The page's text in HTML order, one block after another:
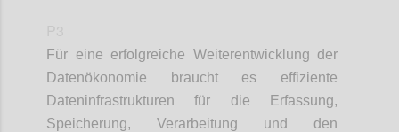
Für eine erfolgreiche Weiterentwicklung der
Datenökonomie braucht es effiziente
Dateninfrastrukturen für die Erfassung,
Speicherung, Verarbeitung und den